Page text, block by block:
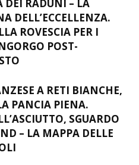
DEI RADUNI – LA
DELL’ECCELLENZA.
ROVESCIA PER I
POST-
A RETI BIANCHE,
PANCIA PIENA.
SGUARDO
– LA MAPPA DELLE